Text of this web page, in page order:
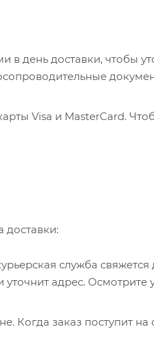
в день доставки, чтобы
Visa и MasterCard.
форму по инструкции.
доставки:
служба свяжется
адрес. Осмотрите
Когда заказ поступит на